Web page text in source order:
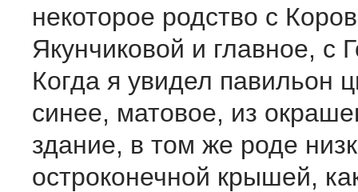
некоторое родство с
Якунчиковой и главное, с
Когда я увидел павильон
синее, матовое, из
здание, в том же роде
остроконечной крышей,